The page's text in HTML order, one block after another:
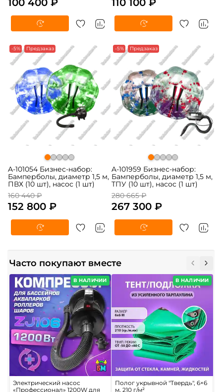
-5% Предзаказ
A-101054 Бизнес-набор:
Бамперболы, диаметр 1,5 м,
ПВХ (10 шт), насос (1 шт)
160 440 ₽
152 800 ₽
-5% Предзаказ
A-101959 Бизнес-набор:
Бамперболы, диаметр 1,5 м,
ТПУ (10 шт), насос (1 шт)
280 665 ₽
267 300 ₽
Часто покупают вместе
В НАЛИЧИИ
Электрический насос
«Профессионал» 1200W для
В НАЛИЧИИ
Полог укрывной "Твердь", 6×6
м, 210 г/м²